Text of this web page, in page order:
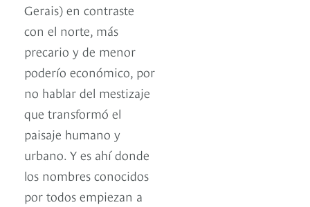
Gerais) en contraste
con el norte, más
precario y de menor
poderío económico, por
no hablar del mestizaje
que transformó el
paisaje humano y
urbano. Y es ahí donde
los nombres conocidos
por todos empiezan a